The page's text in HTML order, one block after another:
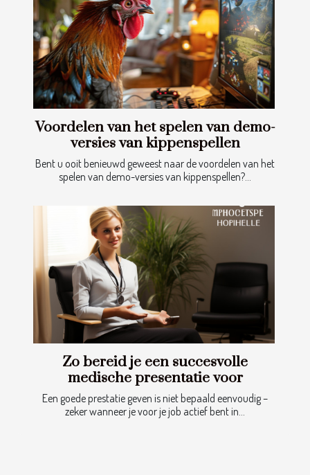
Voordelen van het spelen van demo-
versies van kippenspellen
Bent u ooit benieuwd geweest naar de voordelen van het
spelen van demo-versies van kippenspellen?...
Zo bereid je een succesvolle
medische presentatie voor
Een goede prestatie geven is niet bepaald eenvoudig –
zeker wanneer je voor je job actief bent in...